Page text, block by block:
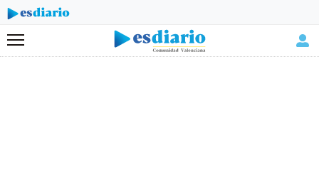
Menú